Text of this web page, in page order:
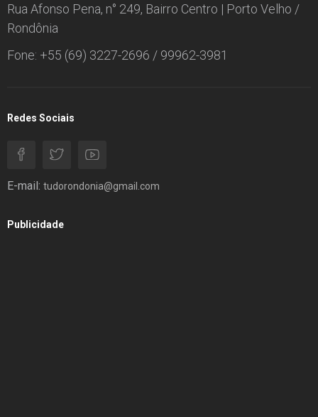
Rua Afonso Pena, n° 249, Bairro Centro | Porto Velho /
Rondônia
Fone: +55 (69) 3227-2696 / 99962-3981
Redes Sociais
E-mail: tudorondonia@gmail.com
Publicidade